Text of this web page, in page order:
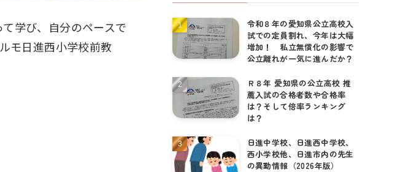
学び、自分のペースで
モ日進西小学校前教
令和８年の愛知県公立高校入
試での定員割れ、今年は大幅
増加！ 私立無償化の影響で
公立離れが一気に進んだか？
Ｒ８年 愛知県の公立高校 推
薦入試の合格者数や合格率
は？そして倍率ランキング
は？
日進中学校、日進西中学校、
西小学校他、日進市内の先生
の異動情報（2026年版）